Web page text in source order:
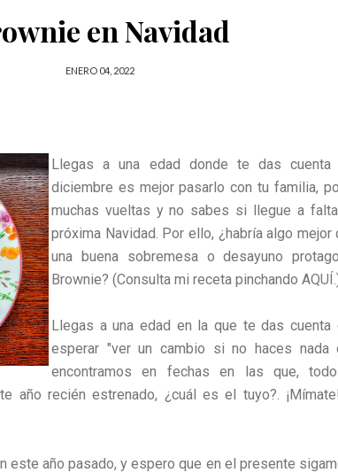
en Navidad
ENERO 04, 2022
Llegas a una edad donde te das
diciembre es mejor pasarlo con tu familia,
muchas vueltas y no sabes si llegue a
próxima Navidad. Por ello, ¿habría algo mejor
una buena sobremesa o desayuno
Brownie? (Consulta mi receta pinchando AQUÍ.
Llegas a una edad en la que te das cuenta
esperar "ver un cambio si no haces nada
encontramos en fechas en las que,
año recién estrenado, ¿cuál es el tuyo?.
este año pasado, y espero que en el presente